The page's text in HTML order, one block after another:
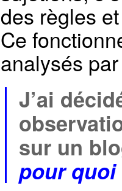
des règles
Ce
analysés
J’ai
sur un
pour quoi